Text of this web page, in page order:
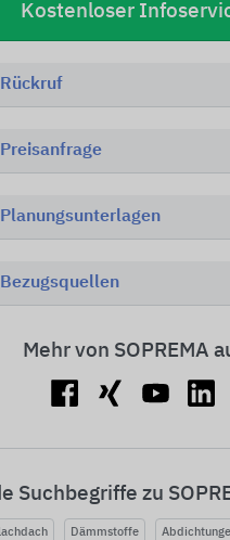
Kostenloser
Rückruf
Preisanfrage
Planungsunterlagen
Bezugsquellen
Mehr von SOPREMA
Suchbegriffe zu
Dämmstoffe